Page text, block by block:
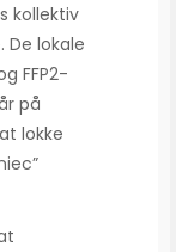
kollektiv
lokale
FFP2-
på
lokke